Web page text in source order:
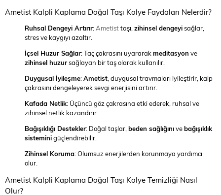
Ametist Kalpli Kaplama Doğal Taşı Kolye Faydaları Nelerdir?
Ruhsal Dengeyi Artırır:Ametisttaşı,zihinsel dengeyisağlar,
stres ve kaygıyı azaltır.
İçsel Huzur Sağlar: Taç çakrasını uyararakmeditasyon ve
zihinsel huzursağlayan bir taş olarak kullanılır.
Duygusal İyileşme:Ametist, duygusal travmaları iyileştirir, kalp
çakrasını dengeleyerek sevgi enerjisini artırır.
Kafada Netlik: Üçüncü göz çakrasına etki ederek, ruhsal ve
zihinsel netlik kazandırır.
Bağışıklığı Destekler: Doğal taşlar,beden sağlığınıvebağışıklık
sisteminigüçlendirebilir.
Zihinsel Koruma: Olumsuz enerjilerden korunmaya yardımcı
olur.
Ametist Kalpli Kaplama Doğal Taşı Kolye Temizliği Nasıl
Olur?